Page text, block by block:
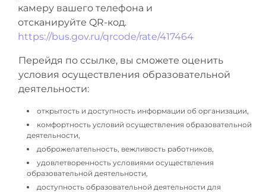
камеру вашего телефона и
отсканируйте QR-код.
https://bus.gov.ru/qrcode/rate/417464
Перейдя по ссылке, вы сможете оценить
условия осуществления образовательной
деятельности:
открытость и доступность информации об организации,
комфортность условий осуществления образовательной
деятельности,
доброжелательность, вежливость работников,
удовлетворенность условиями осуществления
образовательной деятельности,
доступность образовательной деятельности для